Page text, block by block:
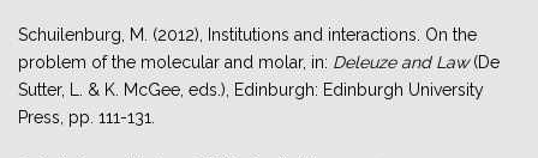
Schuilenburg, M. (2012), Institutions and interactions. On the
problem of the molecular and molar, in: Deleuze and Law(De
Sutter, L. & K. McGee, eds.), Edinburgh: Edinburgh University
Press, pp. 111-131.